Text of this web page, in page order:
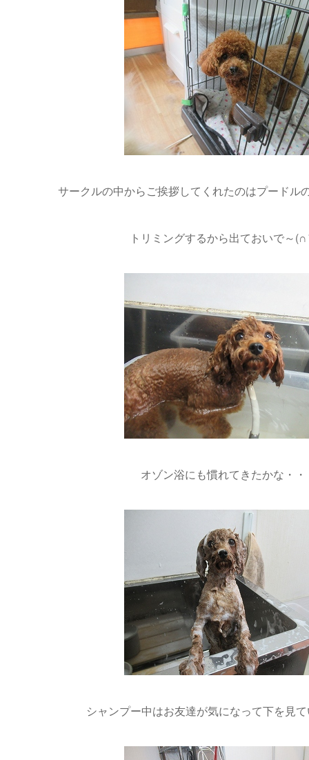
サークルの中からご挨拶してくれたのはプード
トリミングするから出ておいで～
オゾン浴にも慣れてきたかな・
シャンプー中はお友達が気になって下を見